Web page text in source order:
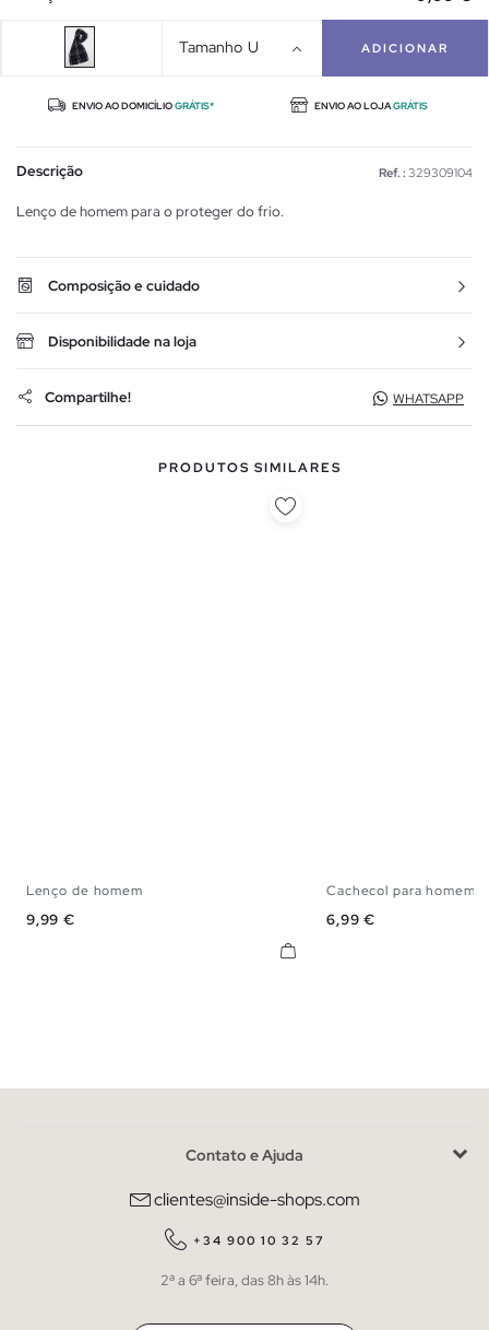
Tamanho U ADICIONAR
ENVIO AO DOMICÍLIOGRÁTIS* ENVIO AO LOJAGRÁTIS
Descrição Ref. : 329309104
Lenço de homem para o proteger do frio.
Composição e cuidado
Disponibilidade na loja
Compartilhe! WHATSAPP
PRODUTOS SIMILARES
Lenço de homem
Preço
9,99 €
Cachecol para homem
Preço
6,99 €
Contato e Ajuda
clientes@inside-shops.com
+34 900 10 32 57
2ª a 6ª feira, das 8h às 14h.